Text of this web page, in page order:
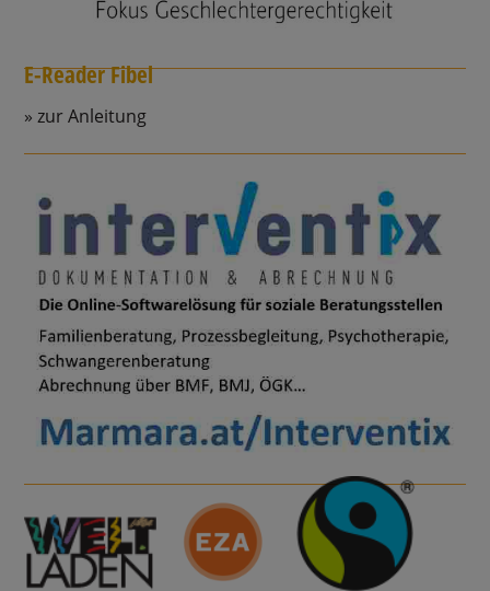
E-Reader Fibel
zur Anleitung